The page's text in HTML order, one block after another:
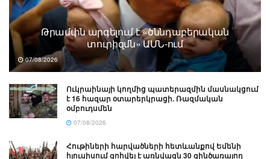
Թրամփն արգելում է «ծննդաբերական
տուրիզմն» ԱՄՆ-ում
07/08/2026
Ուկրաինայի կողմից պատերազմին մասնակցում
է 16 հազար օտարերկրացի. Ռազմական
օմբուդսմեն
07/08/2026
Հութիների հարվածների հետևանքով Եմենի
հյուսիսում զոհվել է առնվազն 30 զինծառայող